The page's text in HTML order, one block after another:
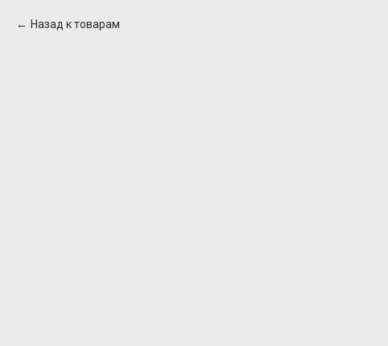
Назад к товарам